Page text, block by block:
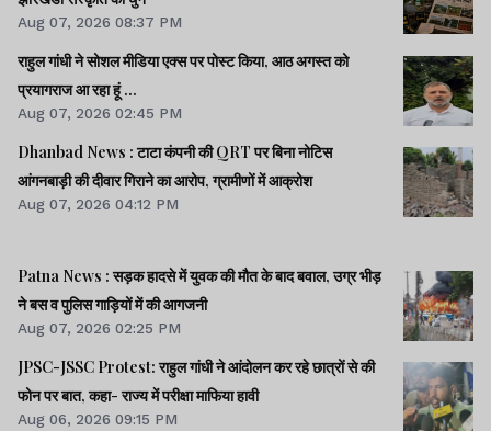
Aug 07, 2026 08:37 PM
राहुल गांधी ने सोशल मीडिया एक्स पर पोस्ट किया, आठ अगस्त को
प्रयागराज आ रहा हूं ...
Aug 07, 2026 02:45 PM
Dhanbad News : टाटा कंपनी की QRT पर बिना नोटिस
आंगनबाड़ी की दीवार गिराने का आरोप, ग्रामीणों में आक्रोश
Aug 07, 2026 04:12 PM
Patna News : सड़क हादसे में युवक की मौत के बाद बवाल, उग्र भीड़
ने बस व पुलिस गाड़ियों में की आगजनी
Aug 07, 2026 02:25 PM
JPSC-JSSC Protest: राहुल गांधी ने आंदोलन कर रहे छात्रों से की
फोन पर बात, कहा- राज्य में परीक्षा माफिया हावी
Aug 06, 2026 09:15 PM